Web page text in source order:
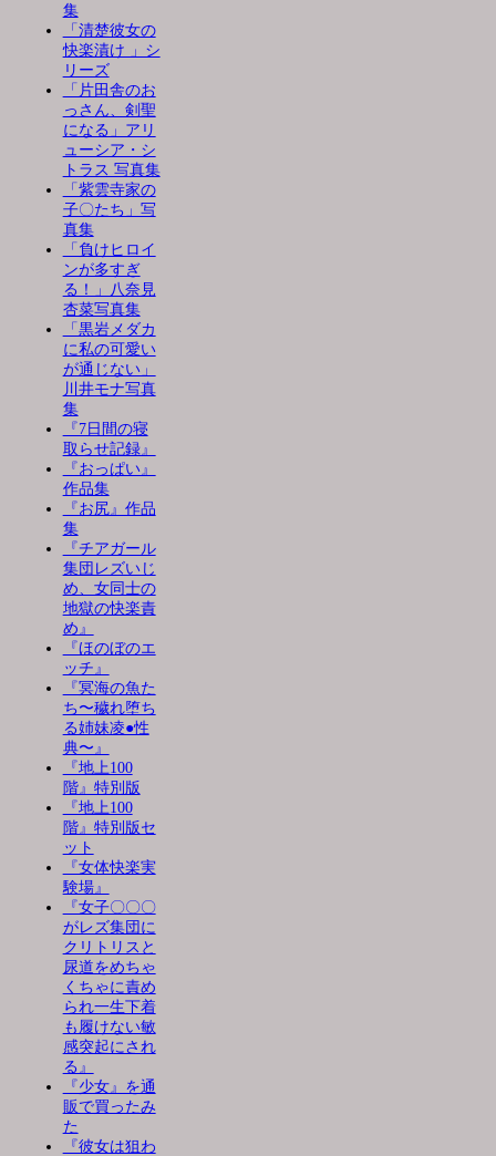
集
「清楚彼女の
快楽漬け 」シ
リーズ
「片田舎のお
っさん、剣聖
になる」アリ
ューシア・シ
トラス 写真集
「紫雲寺家の
子〇たち」写
真集
「負けヒロイ
ンが多すぎ
る！」八奈見
杏菜写真集
「黒岩メダカ
に私の可愛い
が通じない」
川井モナ写真
集
『7日間の寝
取らせ記録』
『おっぱい』
作品集
『お尻』作品
集
『チアガール
集団レズいじ
め、女同士の
地獄の快楽責
め』
『ほのぼのエ
ッチ』
『冥海の魚た
ち〜穢れ堕ち
る姉妹凌●性
典〜』
『地上100
階』特別版
『地上100
階』特別版セ
ット
『女体快楽実
験場』
『女子〇〇〇
がレズ集団に
クリトリスと
尿道をめちゃ
くちゃに責め
られ一生下着
も履けない敏
感突起にされ
る』
『少女』を通
販で買ったみ
た
『彼女は狙わ